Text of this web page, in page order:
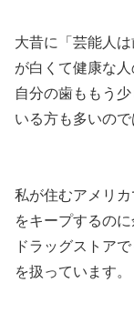
大昔に「芸能人
が白くて健康な
自分の歯ももう
いる方も多いので
私が住むアメリ
をキープするのに
ドラッグストア
を扱っています。